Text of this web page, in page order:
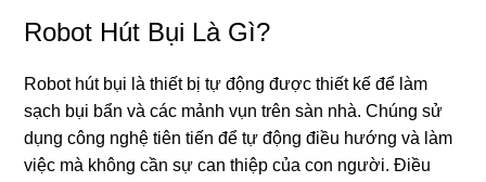
Robot Hút Bụi Là Gì?
Robot hút bụi là thiết bị tự động được thiết kế để làm
sạch bụi bẩn và các mảnh vụn trên sàn nhà. Chúng sử
dụng công nghệ tiên tiến để tự động điều hướng và làm
việc mà không cần sự can thiệp của con người. Điều